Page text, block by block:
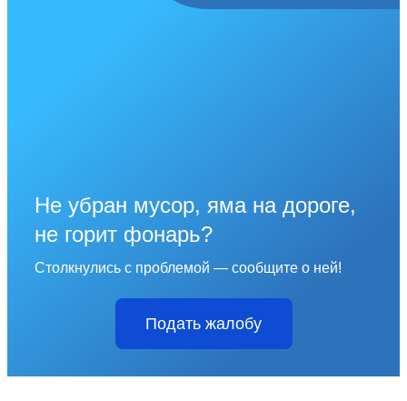
Не убран мусор, яма на дороге,
не горит фонарь?
Столкнулись с проблемой — сообщите о ней!
Подать жалобу